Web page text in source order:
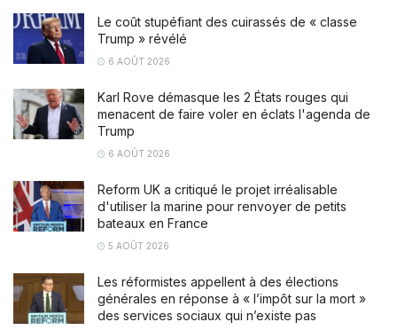
Le coût stupéfiant des cuirassés de « classe
Trump » révélé
6 AOÛT 2026
Karl Rove démasque les 2 États rouges qui
menacent de faire voler en éclats l'agenda de
Trump
6 AOÛT 2026
Reform UK a critiqué le projet irréalisable
d'utiliser la marine pour renvoyer de petits
bateaux en France
5 AOÛT 2026
Les réformistes appellent à des élections
générales en réponse à « l’impôt sur la mort »
des services sociaux qui n’existe pas